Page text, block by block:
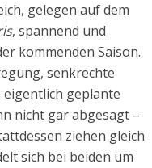
gelegen auf dem
, spannend und
kommenden Saison.
senkrechte
eigentlich geplante
nicht gar abgesagt –
ziehen gleich
sich bei beiden um